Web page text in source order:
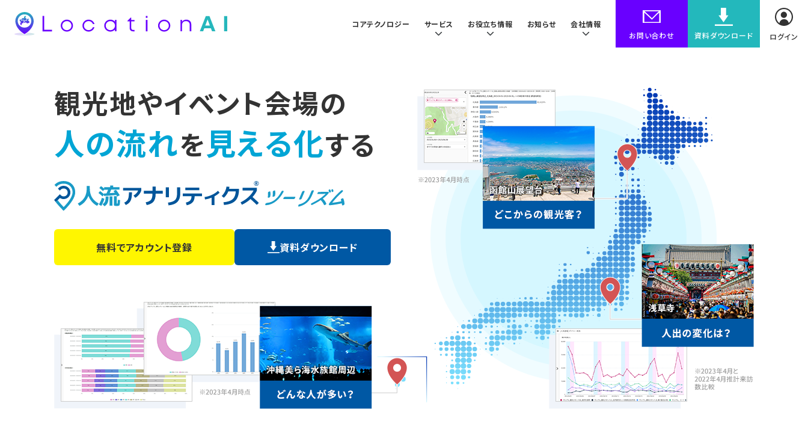
コアテクノロジー サービス お役立ち情報 お知らせ
会社情報
お問い合わせ
資料ダウンロード ログイン
観光地やイベント会場の
人の流れを見える化する
無料でアカウント登録 資料ダウンロード